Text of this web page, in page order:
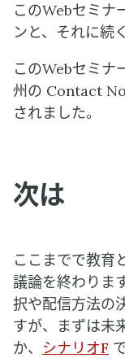
このWebセミナ
ンと、それに続
このWebセミナ
州の Contact
されました。
次は
ここまでで教育
議論を終わりま
択や配信方法の
すが、まずは未
か、 シナリオF